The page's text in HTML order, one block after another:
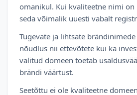
omanikul. Kui kvaliteetne nimi
seda võimalik uuesti vabalt
Tugevate ja lihtsate
nõudlus nii ettevõtete kui ka
valitud domeen toetab
brändi väärtust.
Seetõttu ei ole kvaliteetne